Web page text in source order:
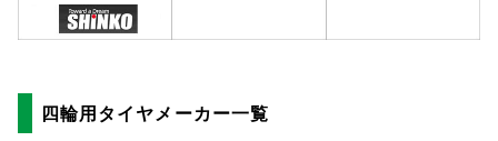
四輪用タイヤメーカー一覧